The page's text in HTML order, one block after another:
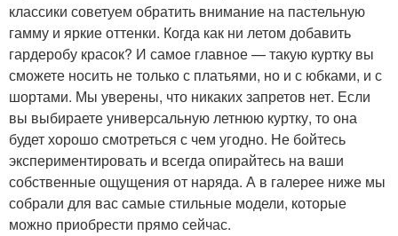
классики советуем обратить внимание на пастельную
гамму и яркие оттенки. Когда как ни летом добавить
гардеробу красок? И самое главное — такую куртку вы
сможете носить не только с платьями, но и с юбками, и с
шортами. Мы уверены, что никаких запретов нет. Если
вы выбираете универсальную летнюю куртку, то она
будет хорошо смотреться с чем угодно. Не бойтесь
экспериментировать и всегда опирайтесь на ваши
собственные ощущения от наряда. А в галерее ниже мы
собрали для вас самые стильные модели, которые
можно приобрести прямо сейчас.